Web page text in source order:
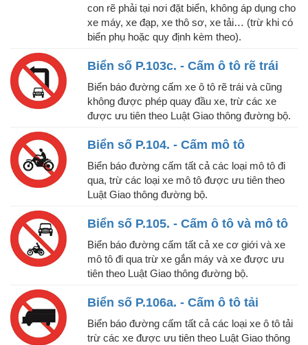
con rẽ phải tại nơi đặt biển, không áp dụng cho
xe máy, xe đạp, xe thô sơ, xe tải… (trừ khi có
biển phụ hoặc quy định kèm theo).
Biển số P.103c. - Cấm ô tô rẽ trái
Biển báo đường cấm xe ô tô rẽ trái và cũng
không được phép quay đầu xe, trừ các xe
được ưu tiên theo Luật Giao thông đường bộ.
Biển số P.104. - Cấm mô tô
Biển báo đường cấm tất cả các loại mô tô đi
qua, trừ các loại xe mô tô được ưu tiên theo
Luật Giao thông đường bộ.
Biển số P.105. - Cấm ô tô và mô tô
Biển báo đường cấm tất cả xe cơ giới và xe
mô tô đi qua trừ xe gắn máy và xe được ưu
tiên theo Luật Giao thông đường bộ.
Biển số P.106a. - Cấm ô tô tải
Biển báo đường cấm tất cả các loại xe ô tô tải
trừ các xe được ưu tiên theo Luật Giao thông